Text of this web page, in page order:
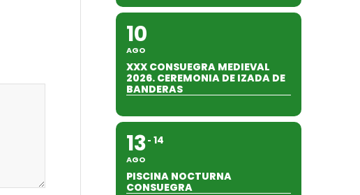
10
AGO
XXX CONSUEGRA MEDIEVAL
2026. CEREMONIA DE IZADA DE
BANDERAS
13
AGO
14
PISCINA NOCTURNA
CONSUEGRA